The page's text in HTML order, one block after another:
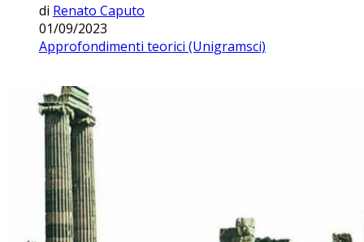
di Renato Caputo
01/09/2023
Approfondimenti teorici (Unigramsci)